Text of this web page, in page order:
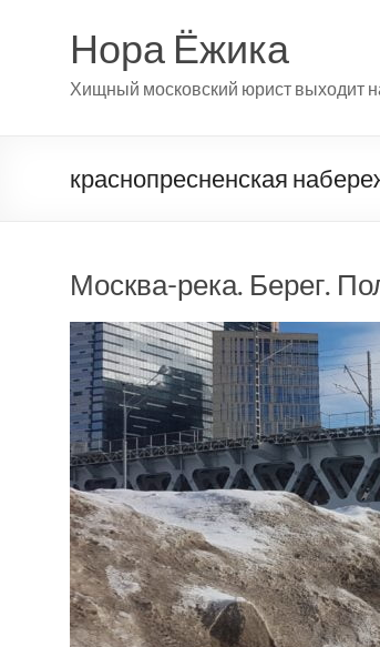
содержимомуНора Ёжика
Хищный московский юрист выходит
краснопресненская
Москва-река. Берег.